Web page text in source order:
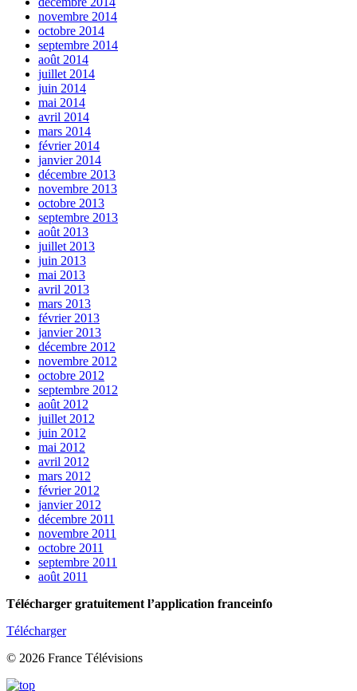
novembre 2014
octobre 2014
septembre 2014
août 2014
juillet 2014
juin 2014
mai 2014
avril 2014
mars 2014
février 2014
janvier 2014
décembre 2013
novembre 2013
octobre 2013
septembre 2013
août 2013
juillet 2013
juin 2013
mai 2013
avril 2013
mars 2013
février 2013
janvier 2013
décembre 2012
novembre 2012
octobre 2012
septembre 2012
août 2012
juillet 2012
juin 2012
mai 2012
avril 2012
mars 2012
février 2012
janvier 2012
décembre 2011
novembre 2011
octobre 2011
septembre 2011
août 2011
Télécharger gratuitement l’application franceinfo
Télécharger
© 2026 France Télévisions